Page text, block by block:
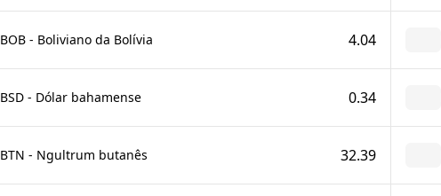
BOB - Boliviano da Bolívia 4.04
BSD - Dólar bahamense 0.34
BTN - Ngultrum butanês 32.39